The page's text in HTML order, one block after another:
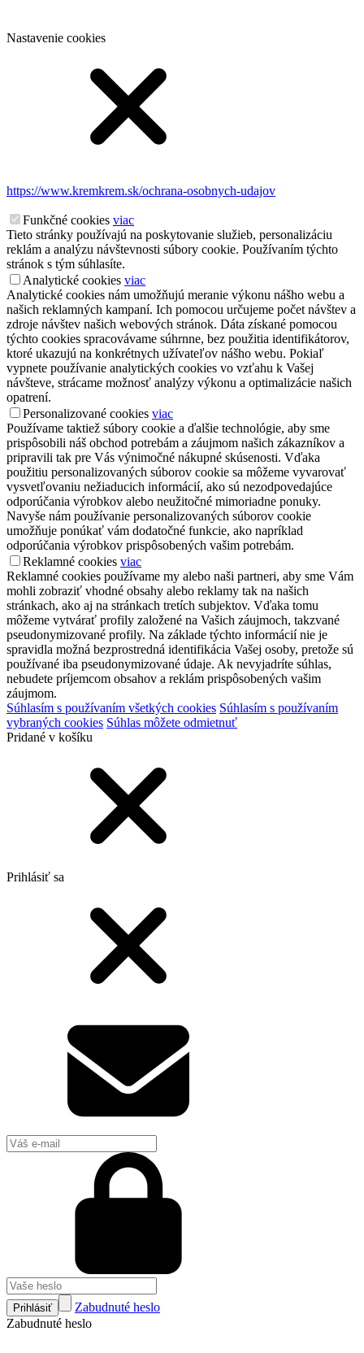
Nastavenie cookies
https://www.kremkrem.sk/ochrana-osobnych-udajov
Funkčné cookies viac
Tieto stránky používajú na poskytovanie služieb, personalizáciu
reklám a analýzu návštevnosti súbory cookie. Používaním týchto
stránok s tým súhlasíte.
Analytické cookies viac
Analytické cookies nám umožňujú meranie výkonu nášho webu a
našich reklamných kampaní. Ich pomocou určujeme počet návštev a
zdroje návštev našich webových stránok. Dáta získané pomocou
týchto cookies spracovávame súhrnne, bez použitia identifikátorov,
ktoré ukazujú na konkrétnych užívateľov nášho webu. Pokiaľ
vypnete používanie analytických cookies vo vzťahu k Vašej
návšteve, strácame možnosť analýzy výkonu a optimalizácie našich
opatrení.
Personalizované cookies viac
Používame taktiež súbory cookie a ďalšie technológie, aby sme
prispôsobili náš obchod potrebám a záujmom našich zákazníkov a
pripravili tak pre Vás výnimočné nákupné skúsenosti. Vďaka
použitiu personalizovaných súborov cookie sa môžeme vyvarovať
vysvetľovaniu nežiaducich informácií, ako sú nezodpovedajúce
odporúčania výrobkov alebo neužitočné mimoriadne ponuky.
Navyše nám používanie personalizovaných súborov cookie
umožňuje ponúkať vám dodatočné funkcie, ako napríklad
odporúčania výrobkov prispôsobených vašim potrebám.
Reklamné cookies viac
Reklamné cookies používame my alebo naši partneri, aby sme Vám
mohli zobraziť vhodné obsahy alebo reklamy tak na našich
stránkach, ako aj na stránkach tretích subjektov. Vďaka tomu
môžeme vytvárať profily založené na Vašich záujmoch, takzvané
pseudonymizované profily. Na základe týchto informácií nie je
spravidla možná bezprostredná identifikácia Vašej osoby, pretože sú
používané iba pseudonymizované údaje. Ak nevyjadríte súhlas,
nebudete príjemcom obsahov a reklám prispôsobených vašim
záujmom.
Súhlasím s používaním všetkých cookies Súhlasím s používaním
vybraných cookies Súhlas môžete odmietnuť
Pridané v košíku
Prihlásiť sa
Prihlásiť
Zabudnuté heslo
Zabudnuté heslo